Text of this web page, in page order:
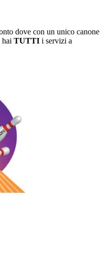
dove con un unico canone
TUTTI i servizi a